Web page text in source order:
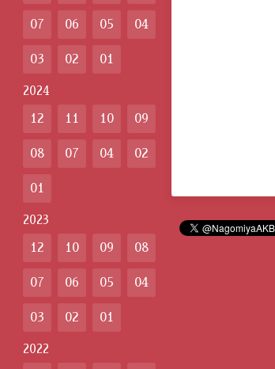
07 06 05 04
03 02 01
2024
12 11 10 09
08 07 04 02
01
2023
12 10 09 08
07 06 05 04
03 02 01
2022